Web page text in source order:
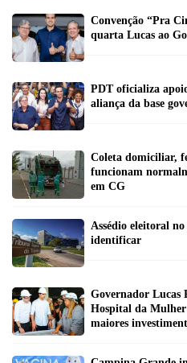
Convenção “Pra
quarta Lucas ao
PDT oficializa
aliança da base
Coleta domiciliar,
funcionam
em CG
Assédio eleitoral
identificar
Governador Lucas
Hospital da Mulher
maiores